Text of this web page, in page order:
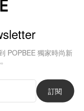
POPBEE 獨家時尚新
訂閱